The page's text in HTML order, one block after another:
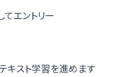
エントリー
キスト学習を進めます